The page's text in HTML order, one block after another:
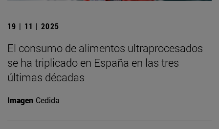
19 | 11 | 2025
El consumo de alimentos ultraprocesados
se ha triplicado en España en las tres
últimas décadas
Imagen Cedida